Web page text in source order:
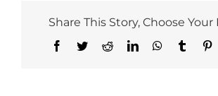
Share This Story, Choose
Facebook
TwitterRedditLinkedInWhatsApp
Tumblr